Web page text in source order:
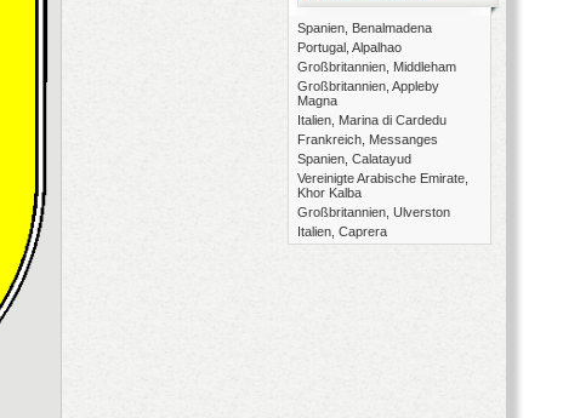
Spanien, Benalmadena
Portugal, Alpalhao
Großbritannien, Middleham
Großbritannien, Appleby
Magna
Italien, Marina di Cardedu
Frankreich, Messanges
Spanien, Calatayud
Vereinigte Arabische Emirate,
Khor Kalba
Großbritannien, Ulverston
Italien, Caprera